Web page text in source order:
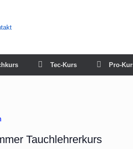
Tec-Kurs Pro-
Tauchlehrerkurs